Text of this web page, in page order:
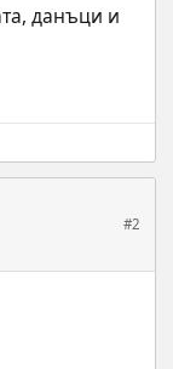
данъци и
#2